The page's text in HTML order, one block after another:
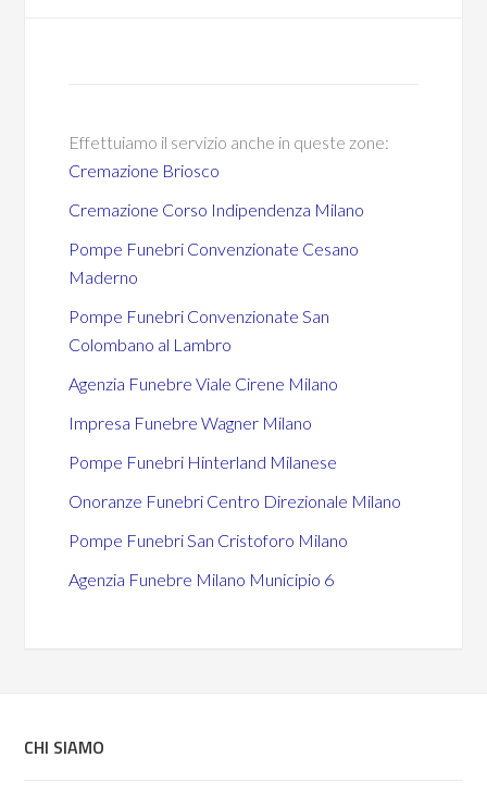
Effettuiamo il servizio anche in queste zone:
Cremazione Briosco
Cremazione Corso Indipendenza Milano
Pompe Funebri Convenzionate Cesano
Maderno
Pompe Funebri Convenzionate San
Colombano al Lambro
Agenzia Funebre Viale Cirene Milano
Impresa Funebre Wagner Milano
Pompe Funebri Hinterland Milanese
Onoranze Funebri Centro Direzionale Milano
Pompe Funebri San Cristoforo Milano
Agenzia Funebre Milano Municipio 6
CHI SIAMO